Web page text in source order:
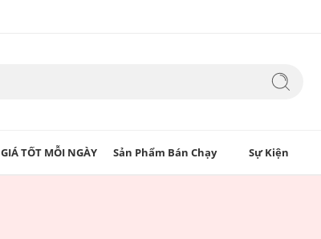
GIÁ TỐT MỖI NGÀY Sản Phẩm Bán Chạy Sự Kiện